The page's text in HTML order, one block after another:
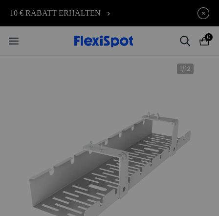
Je früher Sie kaufen, desto mehr
sparen Sie | E7 Plus – 190 € Rabatt
: 43
0
1/12
10 € RABATT ERHALTEN